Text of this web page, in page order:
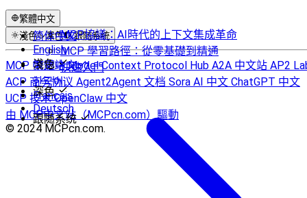
MCP協議：AI時代的上下文集成革命
MCP 學習路徑：從零基礎到精通
快速入門
繁體中文
简体中文
English
繁體中文
한국어
Français
Deutsch
淺色 深色 跟随系统
淺色
深色
跟随系统
MCP 中文站Model Context Protocol Hub A2A 中文站 AP2
ACP 商务协议 Agent2Agent 文档 Sora AI 中文 ChatGPT 中文
UCP 技术OpenClaw 中文
由 MCP中文站（MCPcn.com）驅動
© 2024 MCPcn.com.